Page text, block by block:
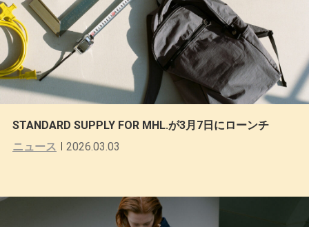
STANDARD SUPPLY FOR MHL.が3月7日にローンチ
ニュース
2026.03.03